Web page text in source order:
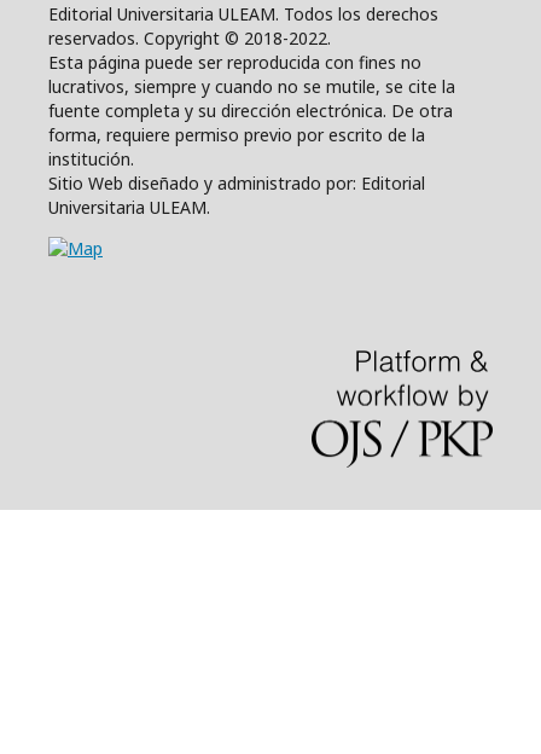
Editorial Universitaria ULEAM. Todos los derechos
reservados. Copyright © 2018-2022.
Esta página puede ser reproducida con fines no
lucrativos, siempre y cuando no se mutile, se cite la
fuente completa y su dirección electrónica. De otra
forma, requiere permiso previo por escrito de la
institución.
Sitio Web diseñado y administrado por: Editorial
Universitaria ULEAM.